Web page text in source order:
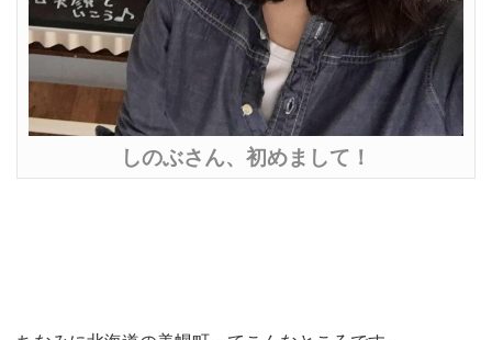
しのぶさん、初めまして！